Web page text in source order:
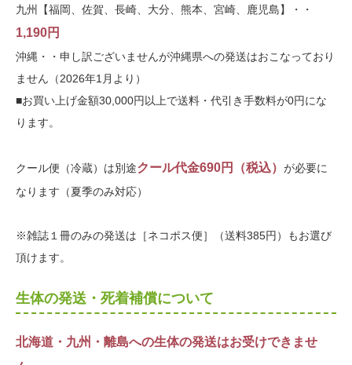
九州【福岡、佐賀、長崎、大分、熊本、宮崎、鹿児島】・・
1,190円
沖縄・・申し訳ございませんが沖縄県への発送はおこなっており
ません（2026年1月より）
■お買い上げ金額30,000円以上で送料・代引き手数料が0円にな
ります。
クール便（冷蔵）は別途クール代金690円（税込） が必要に
なります（夏季のみ対応）
※雑誌１冊のみの発送は［ネコポス便］（送料385円）もお選び
頂けます。
生体の発送・死着補償について
北海道・九州・離島への生体の発送はお受けできませ